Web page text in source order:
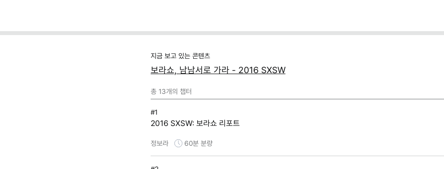
지금 보고 있는 콘텐츠
보라쇼, 남남서로 가라 - 2016 SXSW
총 13개의 챕터
#1
2016 SXSW: 보라쇼 리포트
정보라 60분 분량